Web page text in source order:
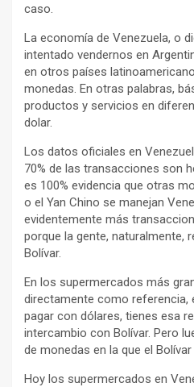
caso.
La economía de Venezuela, o
intentado vendernos en
en otros países
monedas. En otras palabras,
productos y servicios en
dolar.
Los datos oficiales en
70% de las transacciones son
es 100% evidencia que otras
o el Yan Chino se manejan
evidentemente más
porque la gente, naturalmente,
Bolívar.
En los supermercados más
directamente como referencia,
pagar con dólares, tienes esa
intercambio con Bolívar. Pero
de monedas en la que el
Hoy los supermercados en